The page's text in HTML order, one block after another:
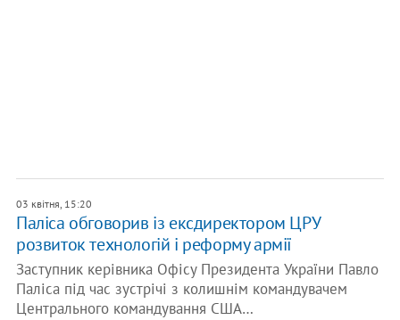
03 квітня, 15:20
Паліса обговорив із ексдиректором ЦРУ
розвиток технологій і реформу армії
Заступник керівника Офісу Президента України Павло
Паліса під час зустрічі з колишнім командувачем
Центрального командування США…